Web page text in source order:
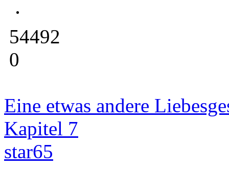
54492
0
Eine etwas andere
Kapitel 7
star65